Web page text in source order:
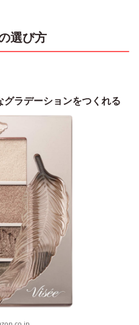
選び方
ラデーションをつくれる